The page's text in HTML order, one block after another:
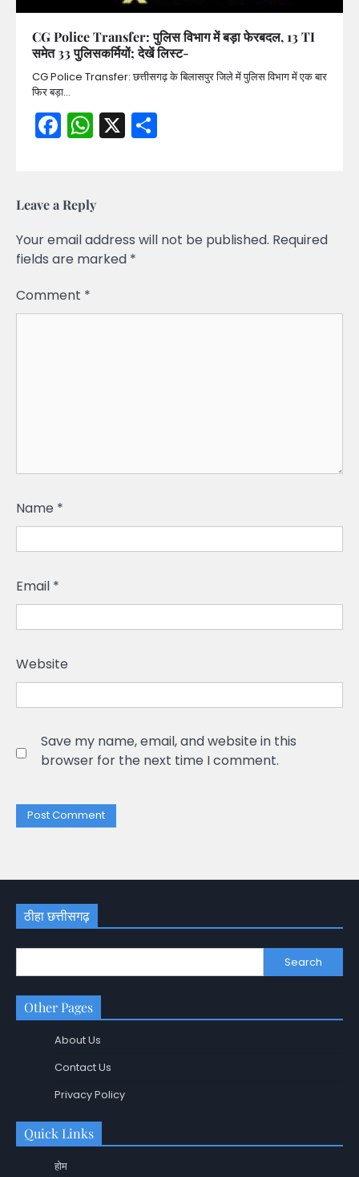
CG Police Transfer: पुलिस विभाग में बड़ा फेरबदल, 13 TI
समेत 33 पुलिसकर्मियों; देखें लिस्ट-
CG Police Transfer: छत्तीसगढ़ के बिलासपुर जिले में पुलिस विभाग में एक बार
फिर बड़ा…
Facebook
WhatsApp
X
Leave a Reply
Your email address will not be published. Required
fields are marked *
Comment *
Name *
Email *
Website
Save my name, email, and website in this
browser for the next time I comment.
ठीहा छत्तीसगढ़
Search
Other Pages
About Us
Contact Us
Privacy Policy
Quick Links
होम